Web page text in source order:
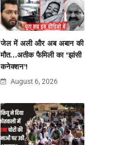
जेल में अली और अब अबान की
मौत…अतीक फैमिली का ‘झांसी
कनेक्शन’!
August 6, 2026